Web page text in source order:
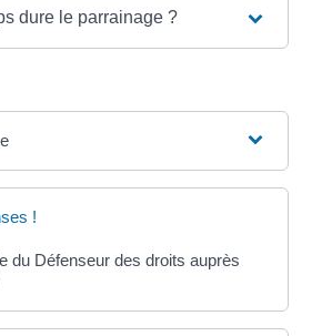
dure le parrainage ?
!
du Défenseur des droits auprès